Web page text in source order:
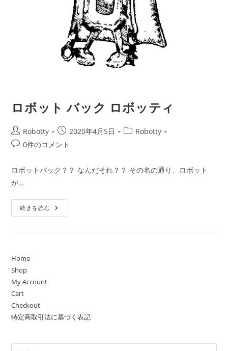
ロボット バック ロボッティ
投
稿
Robotty
投
稿
日:
2020年4月5日
投
ゴ
Robotty
投
ン
ト:
0件のコメント
ロボットバック？？ なんだそれ？？ その名の通り、ロボット
が…
続きを読む ロ
ボ
Home
Shop
My Account
Cart
Checkout
特定商取引法に基づく表記